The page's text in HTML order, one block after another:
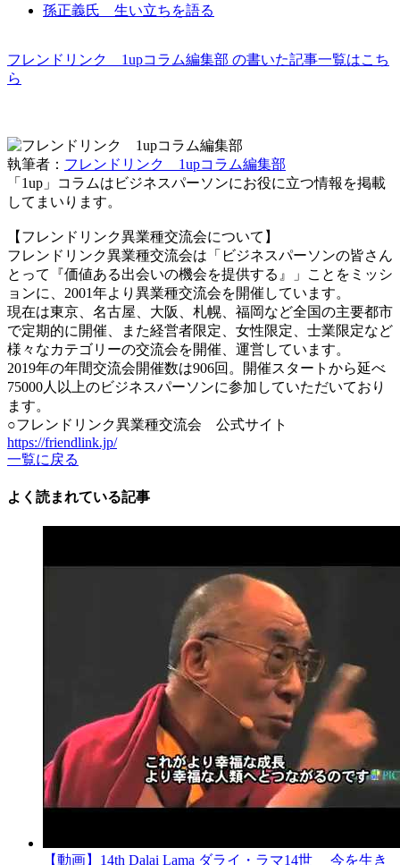
孫正義氏 生い立ちを語る
フレンドリンク 1upコラム編集部 の書いた記事一覧はこち
ら
執筆者： フレンドリンク 1upコラム編集部
「1up」コラムはビジネスパーソンにお役に立つ情報を掲載
してまいります。
【フレンドリンク異業種交流会について】
フレンドリンク異業種交流会は「ビジネスパーソンの皆さん
とって『価値ある出会いの機会を提供する』」ことをミッシ
ョンに、2001年より異業種交流会を開催しています。
現在は東京、名古屋、大阪、札幌、福岡など全国の主要都市
で定期的に開催、また経営者限定、女性限定、士業限定など
様々なカテゴリーの交流会を開催、運営しています。
2019年の年間交流会開催数は906回。開催スタートから延べ
75000人以上のビジネスパーソンに参加していただいており
ます。
○フレンドリンク異業種交流会 公式サイト
https://friendlink.jp/
一覧に戻る
よく読まれている記事
【動画】14th Dalai Lama ダライ・ラマ14世 今を生き